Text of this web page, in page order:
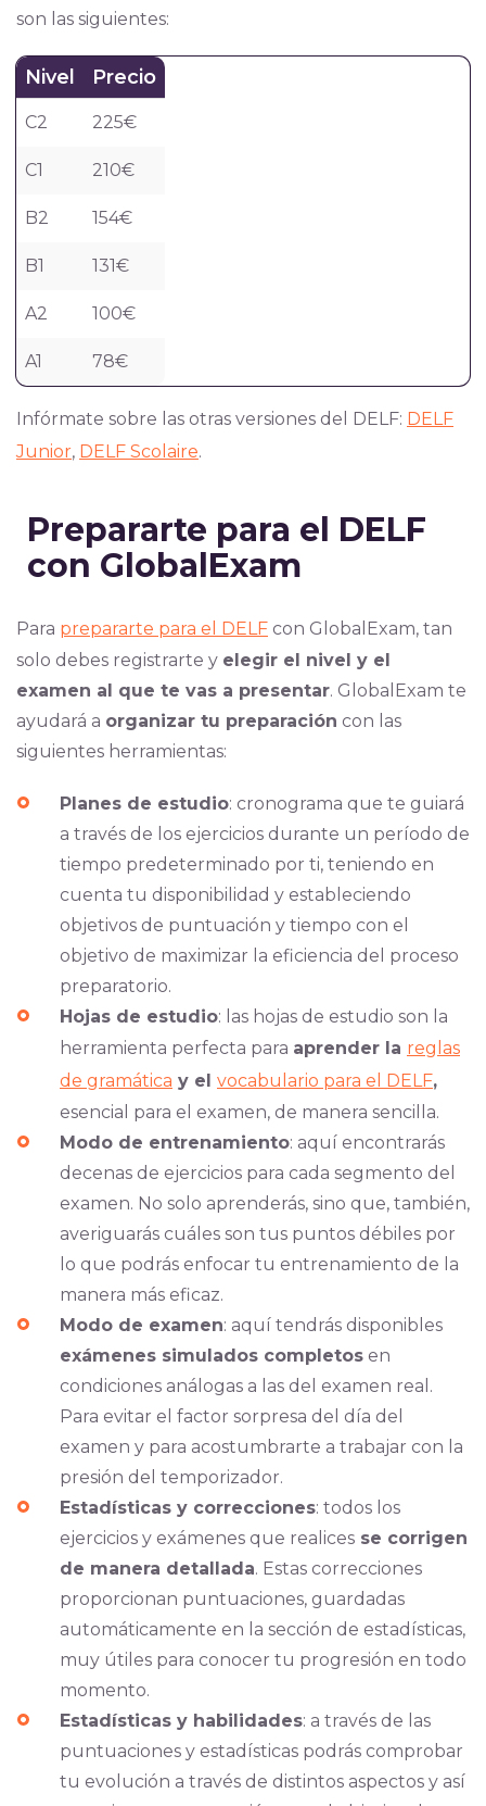
son las siguientes:
Nivel Precio
C2 225€
C1 210€
B2 154€
B1 131€
A2 100€
A1 78€
Infórmate sobre las otras versiones del DELF: DELF
Junior, DELF Scolaire.
Prepararte para el DELF
con GlobalExam
Para prepararte para el DELF con GlobalExam, tan
solo debes registrarte y elegir el nivel y el
examen al que te vas a presentar. GlobalExam te
ayudará a organizar tu preparación con las
siguientes herramientas:
Planes de estudio: cronograma que te guiará
a través de los ejercicios durante un período de
tiempo predeterminado por ti, teniendo en
cuenta tu disponibilidad y estableciendo
objetivos de puntuación y tiempo con el
objetivo de maximizar la eficiencia del proceso
preparatorio.
Hojas de estudio: las hojas de estudio son la
herramienta perfecta para aprender la reglas
de gramática y el vocabulario para el DELF,
esencial para el examen, de manera sencilla.
Modo de entrenamiento: aquí encontrarás
decenas de ejercicios para cada segmento del
examen. No solo aprenderás, sino que, también,
averiguarás cuáles son tus puntos débiles por
lo que podrás enfocar tu entrenamiento de la
manera más eficaz.
Modo de examen: aquí tendrás disponibles
exámenes simulados completos en
condiciones análogas a las del examen real.
Para evitar el factor sorpresa del día del
examen y para acostumbrarte a trabajar con la
presión del temporizador.
Estadísticas y correcciones: todos los
ejercicios y exámenes que realices se corrigen
de manera detallada. Estas correcciones
proporcionan puntuaciones, guardadas
automáticamente en la sección de estadísticas,
muy útiles para conocer tu progresión en todo
momento.
Estadísticas y habilidades: a través de las
puntuaciones y estadísticas podrás comprobar
tu evolución a través de distintos aspectos y así